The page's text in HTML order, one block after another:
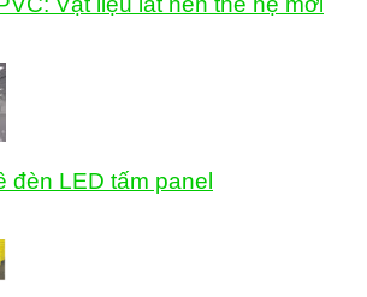
đèn LED tấm panel